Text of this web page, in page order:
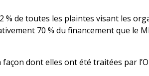
% de toutes les plaintes visant les
70 % du financement que le
dont elles ont été traitées par